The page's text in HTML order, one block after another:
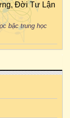
Đời Tư Lận
bậc trung học